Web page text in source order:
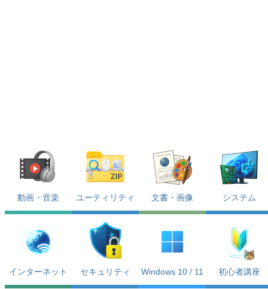
動画・音楽 ユーティリティ 文書・画像 システム
インターネット セキュリティ Windows 10 / 11 初心者講座